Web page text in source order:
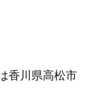
香川県高松市